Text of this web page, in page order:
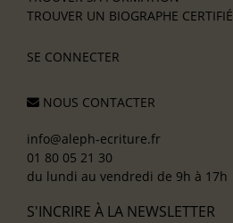
TROUVER UN BIOGRAPHE CERTIFIÉ
SE CONNECTER
NOUS CONTACTER
info@aleph-ecriture.fr
01 80 05 21 30
du lundi au vendredi de 9h à 17h
S'INCRIRE À LA NEWSLETTER